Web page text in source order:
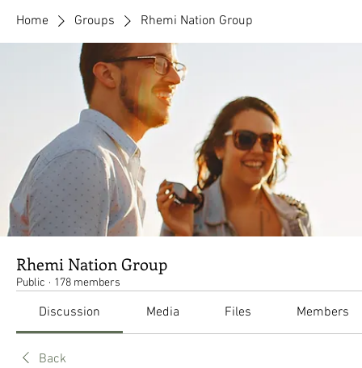
Home Groups Rhemi Nation Group
Rhemi Nation Group
Public · 178 members
Discussion Media Files Members
Back